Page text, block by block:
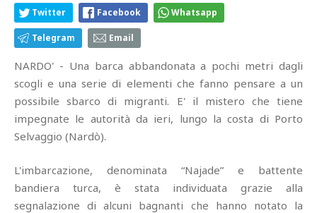
Twitter Facebook Whatsapp
Telegram Email
NARDO' - Una barca abbandonata a pochi metri dagli
scogli e una serie di elementi che fanno pensare a un
possibile sbarco di migranti. E' il mistero che tiene
impegnate le autorità da ieri, lungo la costa di Porto
Selvaggio (Nardò).
L'imbarcazione, denominata “Najade” e battente
bandiera turca, è stata individuata grazie alla
segnalazione di alcuni bagnanti che hanno notato la